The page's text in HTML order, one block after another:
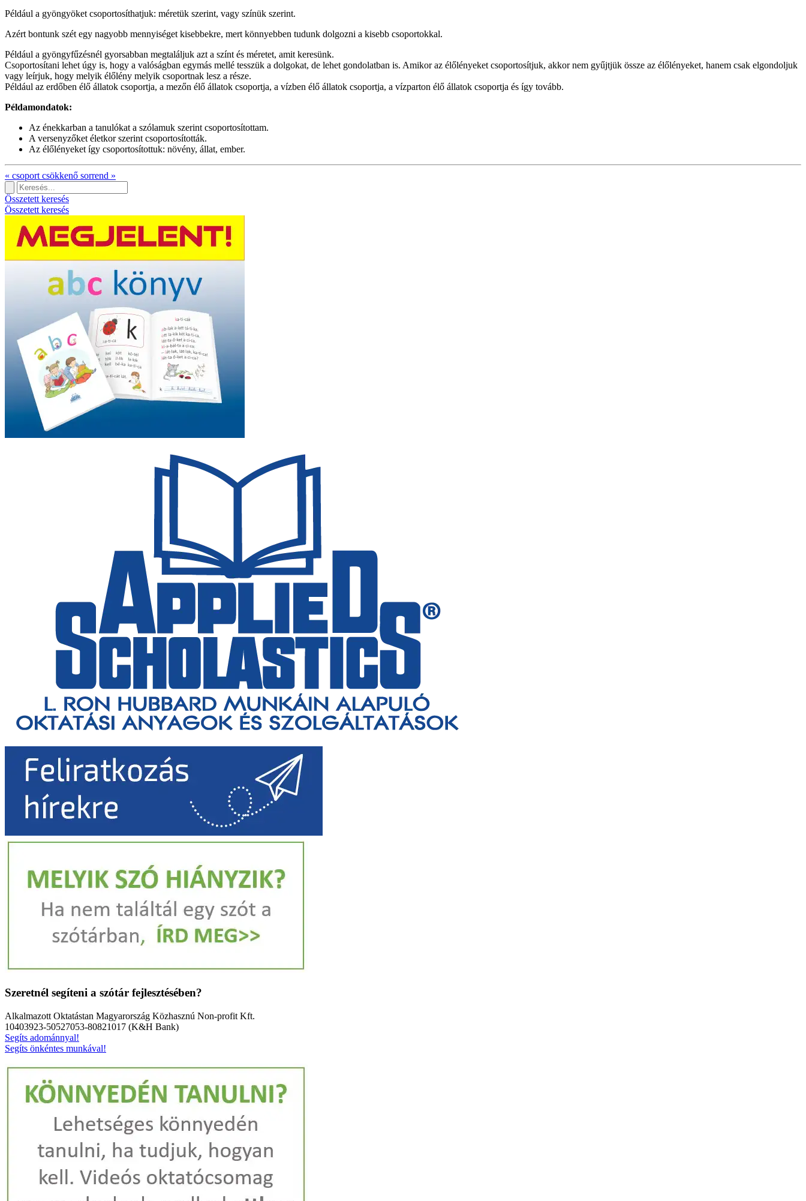
Például a gyöngyöket csoportosíthatjuk: méretük szerint, vagy színük szerint.
Azért bontunk szét egy nagyobb mennyiséget kisebbekre, mert könnyebben tudunk dolgozni a kisebb csoportokkal.
Például a gyöngyfűzésnél gyorsabban megtaláljuk azt a színt és méretet, amit keresünk.
Csoportosítani lehet úgy is, hogy a valóságban egymás mellé tesszük a dolgokat, de lehet gondolatban is. Amikor az élőlényeket csoportosítjuk, akkor nem gyűjtjük össze az élőlényeket, hanem csak elgondoljuk
vagy leírjuk, hogy melyik élőlény melyik csoportnak lesz a része.
Például az erdőben élő állatok csoportja, a mezőn élő állatok csoportja, a vízben élő állatok csoportja, a vízparton élő állatok csoportja és így tovább.
Példamondatok:
Az énekkarban a tanulókat a szólamuk szerint csoportosítottam.
A versenyzőket életkor szerint csoportosították.
Az élőlényeket így csoportosítottuk: növény, állat, ember.
« csoport csökkenő sorrend »
Összetett keresés
Összetett keresés
Szeretnél segíteni a szótár fejlesztésében?
Alkalmazott Oktatástan Magyarország Közhasznú Non-profit Kft.
10403923-50527053-80821017 (K&H Bank)
Segíts adománnyal!
Segíts önkéntes munkával!